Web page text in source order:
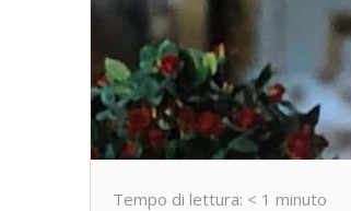
Tempo di lettura: < 1 minuto